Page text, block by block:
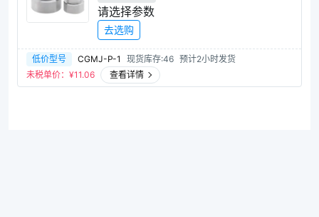
请选择参数
去选购
低价型号 CGMJ-P-1 现货库存:46 预计2小时发货
未税单价：¥11.06 查看详情